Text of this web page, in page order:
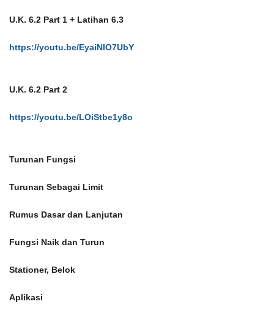
U.K. 6.2 Part 1 + Latihan 6.3
https://youtu.be/EyaiNIO7UbY
U.K. 6.2 Part 2
https://youtu.be/LOiStbe1y8o
Turunan Fungsi
Turunan Sebagai Limit
Rumus Dasar dan Lanjutan
Fungsi Naik dan Turun
Stationer, Belok
Aplikasi